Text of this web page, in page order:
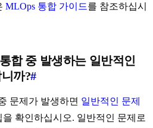
MLOps 통합 가이드를 참조하십시
합 중 발생하는 일반적인
까?#
문제가 발생하면 일반적인 문제
확인하십시오. 일반적인 문제로